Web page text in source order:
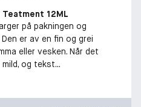
12ML
på pakningen og
er av en fin og grei
eller vesken. Når det
og tekst...